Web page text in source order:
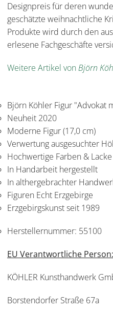
Designpreis für deren
geschätzte weihnachtliche
Produkte wird durch den
erlesene Fachgeschäfte
Weitere Artikel vonBjörn
Björn Köhler Figur "Advokat
Neuheit 2020
Moderne Figur (17,0 cm)
Verwertung ausgesuchter
Hochwertige Farben & Lacke
In Handarbeit hergestellt
In althergebrachter
Figuren Echt Erzgebirge
Erzgebirgskunst seit 1989
Herstellernummer: 55100
EU Verantwortliche Person:
KÖHLER Kunsthandwerk
Borstendorfer Straße 67a